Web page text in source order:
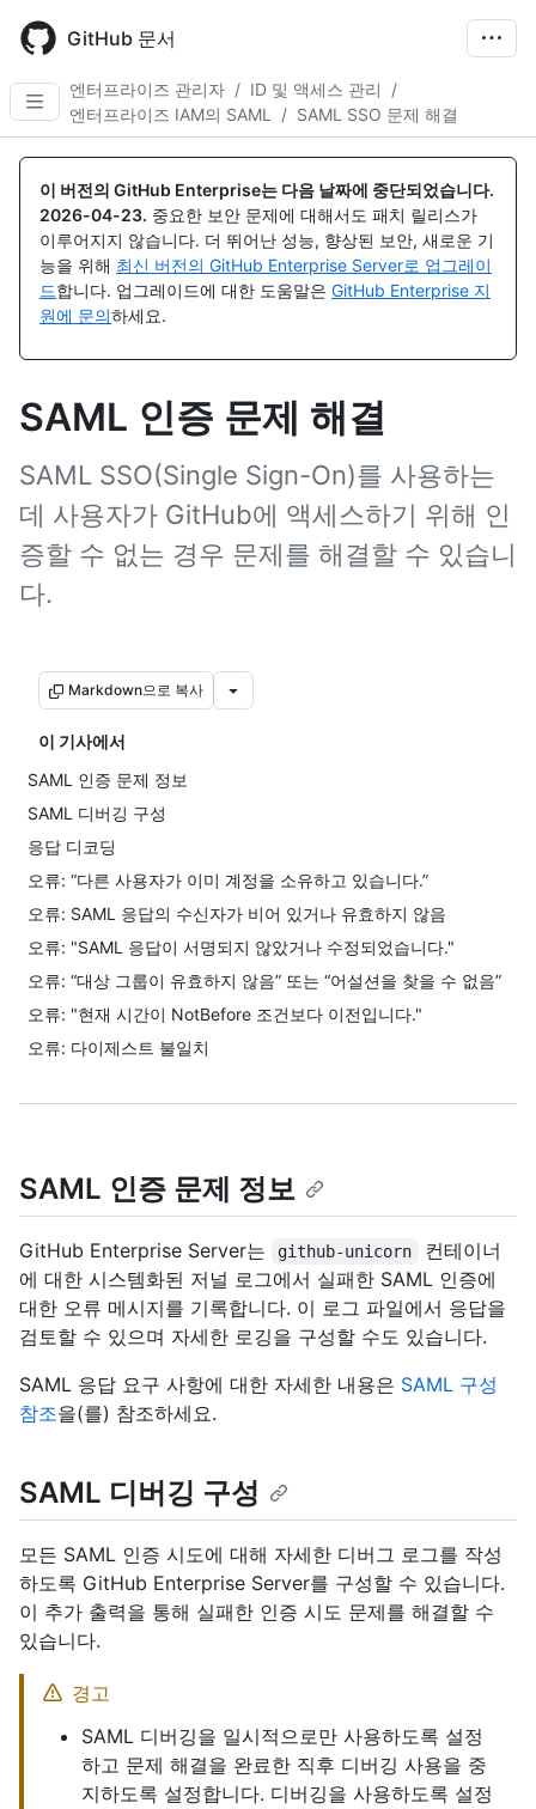
main
content
GitHub 문서
엔터프라이즈 관리자 / ID 및 액세스 관리
/
엔터프라이즈 IAM의 SAML
/ SAML SSO 문제 해결
이 버전의 GitHub Enterprise는 다음 날짜에 중단되었습니다.
2026-04-23. 중요한 보안 문제에 대해서도 패치 릴리스가
이루어지지 않습니다. 더 뛰어난 성능, 향상된 보안, 새로운 기
능을 위해 최신 버전의 GitHub Enterprise Server로 업그레이
드합니다. 업그레이드에 대한 도움말은 GitHub Enterprise 지
원에 문의하세요.
SAML 인증 문제 해결
SAML SSO(Single Sign-On)를 사용하는
데 사용자가 GitHub에 액세스하기 위해 인
증할 수 없는 경우 문제를 해결할 수 있습니
다.
Markdown으로 복사
이 기사에서
SAML 인증 문제 정보
SAML 디버깅 구성
응답 디코딩
오류: “다른 사용자가 이미 계정을 소유하고 있습니다.”
오류: SAML 응답의 수신자가 비어 있거나 유효하지 않음
오류: "SAML 응답이 서명되지 않았거나 수정되었습니다."
오류: “대상 그룹이 유효하지 않음” 또는 “어설션을 찾을 수 없음”
오류: "현재 시간이 NotBefore 조건보다 이전입니다."
오류: 다이제스트 불일치
SAML 인증 문제 정보
GitHub Enterprise Server는 github-unicorn
컨테이너
에 대한 시스템화된 저널 로그에서 실패한 SAML 인증에
대한 오류 메시지를 기록합니다. 이 로그 파일에서 응답을
검토할 수 있으며 자세한 로깅을 구성할 수도 있습니다.
SAML 응답 요구 사항에 대한 자세한 내용은 SAML 구성
참조을(를) 참조하세요.
SAML 디버깅 구성
모든 SAML 인증 시도에 대해 자세한 디버그 로그를 작성
하도록 GitHub Enterprise Server를 구성할 수 있습니다.
이 추가 출력을 통해 실패한 인증 시도 문제를 해결할 수
있습니다.
경고
SAML 디버깅을 일시적으로만 사용하도록 설정
하고 문제 해결을 완료한 직후 디버깅 사용을 중
지하도록 설정합니다. 디버깅을 사용하도록 설정